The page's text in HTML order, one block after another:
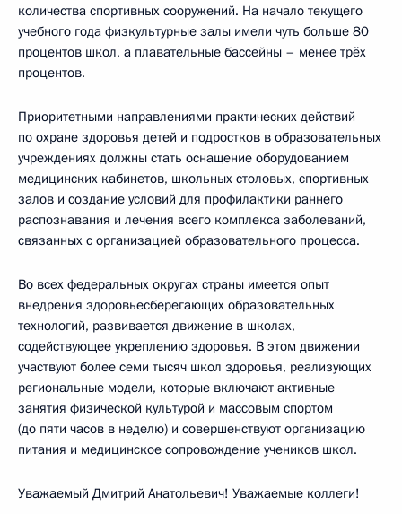
количества спортивных сооружений. На начало текущего
учебного года физкультурные залы имели чуть больше 80
процентов школ, а плавательные бассейны – менее трёх
процентов.
Приоритетными направлениями практических действий
по охране здоровья детей и подростков в образовательных
учреждениях должны стать оснащение оборудованием
медицинских кабинетов, школьных столовых, спортивных
залов и создание условий для профилактики раннего
распознавания и лечения всего комплекса заболеваний,
связанных с организацией образовательного процесса.
Во всех федеральных округах страны имеется опыт
внедрения здоровьесберегающих образовательных
технологий, развивается движение в школах,
содействующее укреплению здоровья. В этом движении
участвуют более семи тысяч школ здоровья, реализующих
региональные модели, которые включают активные
занятия физической культурой и массовым спортом
(до пяти часов в неделю) и совершенствуют организацию
питания и медицинское сопровождение учеников школ.
Уважаемый Дмитрий Анатольевич! Уважаемые коллеги!